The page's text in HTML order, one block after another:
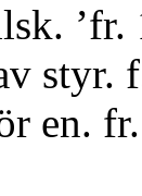
styr.
en.